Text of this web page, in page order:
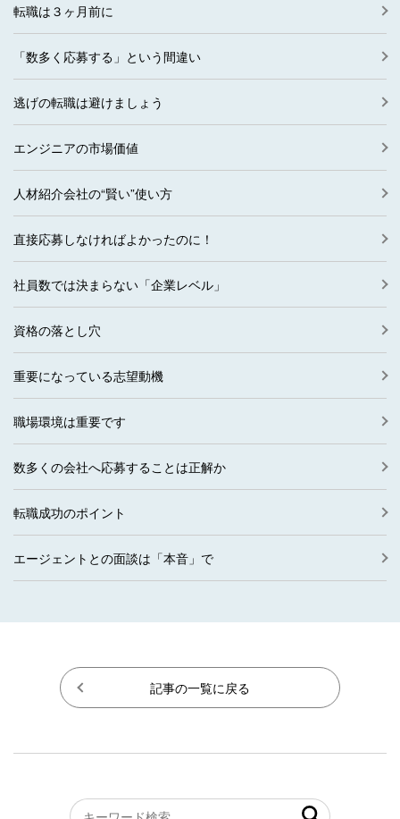
転職は３ヶ月前に
「数多く応募する」という間違い
逃げの転職は避けましょう
エンジニアの市場価値
人材紹介会社の“賢い”使い方
直接応募しなければよかったのに！
社員数では決まらない「企業レベル」
資格の落とし穴
重要になっている志望動機
職場環境は重要です
数多くの会社へ応募することは正解か
転職成功のポイント
エージェントとの面談は「本音」で
記事の一覧に戻る